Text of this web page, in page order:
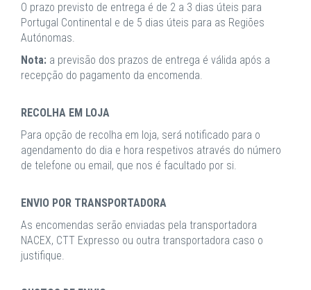
O prazo previsto de entrega é de 2 a 3 dias úteis para
Portugal Continental e de 5 dias úteis para as Regiões
Autónomas.
Nota: a previsão dos prazos de entrega é válida após a
recepção do pagamento da encomenda.
RECOLHA EM LOJA
Para opção de recolha em loja, será notificado para o
agendamento do dia e hora respetivos através do número
de telefone ou email, que nos é facultado por si.
ENVIO POR TRANSPORTADORA
As encomendas serão enviadas pela transportadora
NACEX, CTT Expresso ou outra transportadora caso o
justifique.